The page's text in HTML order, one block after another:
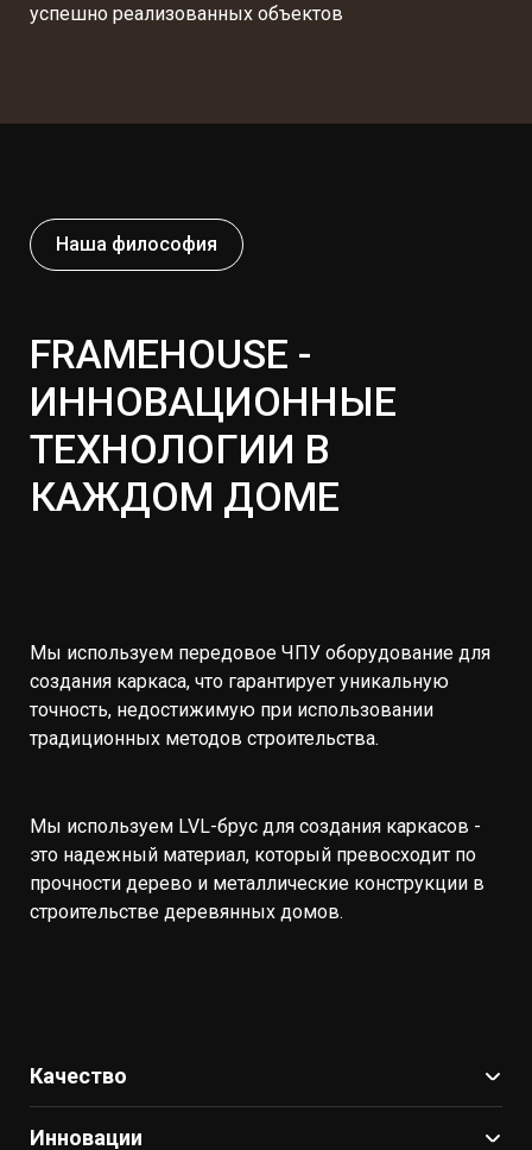
успешно реализованных объектов
Наша философия
FRAMEHOUSE -
ИННОВАЦИОННЫЕ
ТЕХНОЛОГИИ В
КАЖДОМ ДОМЕ
Мы используем передовое ЧПУ оборудование для
создания каркаса, что гарантирует уникальную
точность, недостижимую при использовании
традиционных методов строительства.
Мы используем LVL-брус для создания каркасов -
это надежный материал, который превосходит по
прочности дерево и металлические конструкции в
строительстве деревянных домов.
Качество
Инновации